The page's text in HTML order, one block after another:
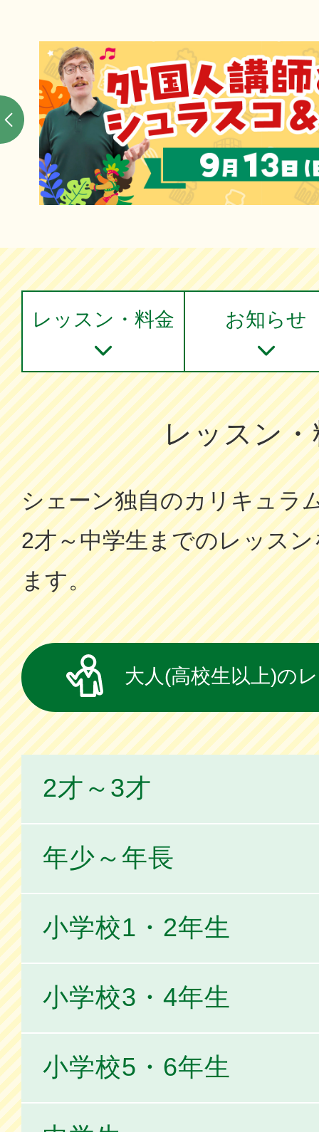
レッスン・料金 お知らせ
レッスン・
シェーン独⾃のカリキュラ
2才～中学⽣までのレッス
ます。
大人(高校生以上)の
2才～3才
年少～年長
小学校1・2年生
小学校3・4年生
小学校5・6年生